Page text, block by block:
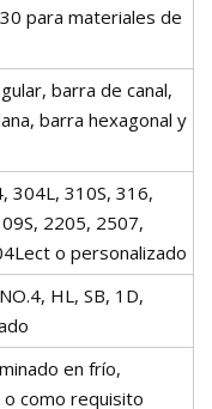
para materiales de
barra de canal,
barra hexagonal y
304L, 310S, 316,
2205, 2507,
o personalizado
HL, SB, 1D,
en frío,
como requisito